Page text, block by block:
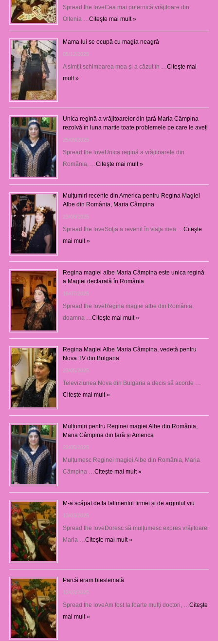
Spread the loveCea mai puternică vrăjitoare din
Oltenia …Citeşte mai mult »
Mama lui se ocupă cu magia neagră
05/12/2025
A simțit schimbarea mea şi a căzut în …Citeşte mai
mult »
Unica regină a vrăjitoarelor din țară Maria Câmpina
rezolvă în luna martie toate problemele pe care le aveți
25/09/2025
Spread the loveUnica regină a vrăjitoarele din
România, …Citeşte mai mult »
Mulţumiri recente din America pentru Regina Magiei
Albe din România, Maria Câmpina
23/08/2025
Spread the loveSoţia a revenit în viaţa mea …Citeşte
mai mult »
Regina magiei albe Maria Câmpina este unica regină
a Magiei declarată în România
16/07/2025
Spread the loveRegina magiei albe din România,
doamna …Citeşte mai mult »
Regina Magiei Albe Maria Câmpina, vedetă pentru
Nova TV din Bulgaria
23/05/2025
Televiziunea Nova din Bulgaria a decis să acorde …
Citeşte mai mult »
Mulțumiri pentru Reginei magiei Albe din România,
Maria Câmpina din țară și America
22/05/2025
Mulţumesc Reginei magiei Albe din România, Maria
Câmpina …Citeşte mai mult »
M-a scăpat de la falimentul firmei și de argintul viu
13/03/2025
Spread the loveDoresc să mulţumesc expres vrăjitoarei
Maria …Citeşte mai mult »
Parcă eram blestemată
12/03/2025
Spread the loveAm fost la foarte mulţi doctori, …Citeşte
mai mult »